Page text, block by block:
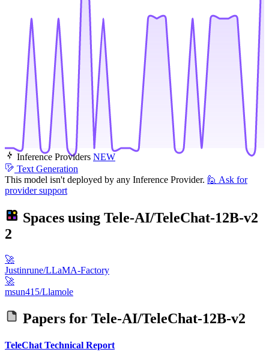
Inference Providers NEW
Text Generation
This model isn't deployed by any Inference Provider. 🙋 Ask for
provider support
Spaces using Tele-AI/TeleChat-12B-v2
2
🚀
Justinrune/LLaMA-Factory
🚀
msun415/Llamole
Papers for Tele-AI/TeleChat-12B-v2
TeleChat Technical Report